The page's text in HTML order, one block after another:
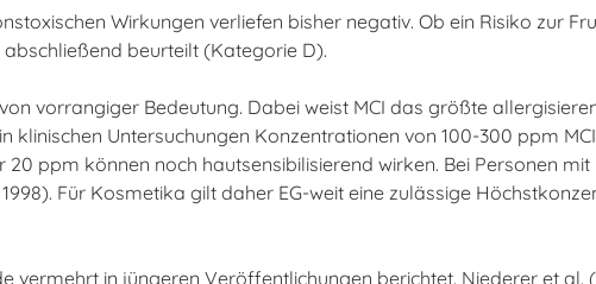
Wirkungen verliefen bisher negativ. Ob ein Risiko zur
beurteilt (Kategorie D).
vorrangiger Bedeutung. Dabei weist MCI das größte
Untersuchungen Konzentrationen von 100-300 ppm
ppm können noch hautsensibilisierend wirken. Bei Personen mit
Für Kosmetika gilt daher EG-weit eine zulässige
in jüngeren Veröffentlichungen berichtet. Niederer et al.